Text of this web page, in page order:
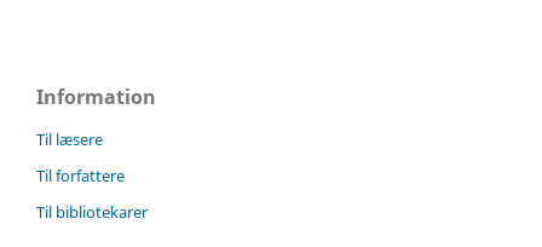
Information
Til læsere
Til forfattere
Til bibliotekarer